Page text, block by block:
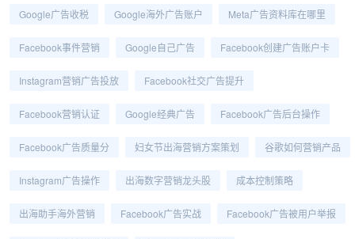
Google广告收税 Google海外广告账户 Meta广告资料库在哪里
Facebook事件营销 Google自己广告 Facebook创建广告账户卡
Instagram营销广告投放 Facebook社交广告提升
Facebook营销认证 Google经典广告 Facebook广告后台操作
Facebook广告质量分 妇女节出海营销方案策划 谷歌如何营销产品
Instagram广告操作 出海数字营销龙头股 成本控制策略
出海助手海外营销 Facebook广告实战 Facebook广告被用户举报